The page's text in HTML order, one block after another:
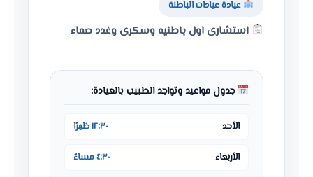
عيادة عيادات الباطنة
استشارى اول باطنيه وسكرى وغدد صماء
جدول مواعيد وتواجد الطبيب بالعيادة:
الأحد ١٢:٣٠ ظهرًا
الأربعاء ٤:٣٠ مساءً